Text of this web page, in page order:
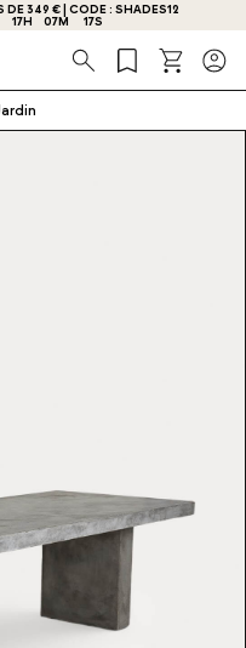
DE 349 € | CODE : SHADES12
17H 07M 16S
DÈS MAINTENANT !
Recherche